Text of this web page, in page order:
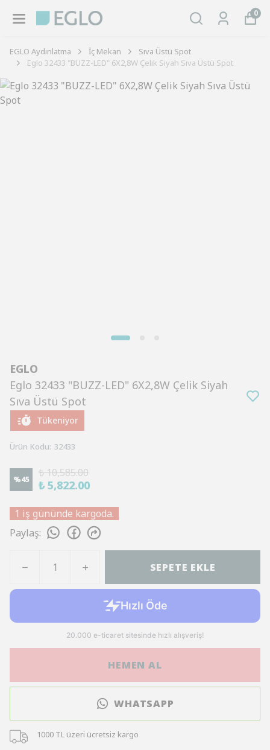
0
EGLO Aydınlatma İç Mekan
Sıva Üstü Spot
Eglo 32433 "BUZZ-LED" 6X2,8W Çelik Siyah Sıva Üstü Spot
EGLO
Eglo 32433 "BUZZ-LED" 6X2,8W Çelik Siyah
Sıva Üstü Spot
Tükeniyor
Ürün Kodu: 32433
%45
₺ 10,585.00
₺ 5,822.00
1 iş gününde kargoda.
Paylaş:
SEPETE EKLE
HEMEN AL
WHATSAPP
1000 TL üzeri ücretsiz kargo